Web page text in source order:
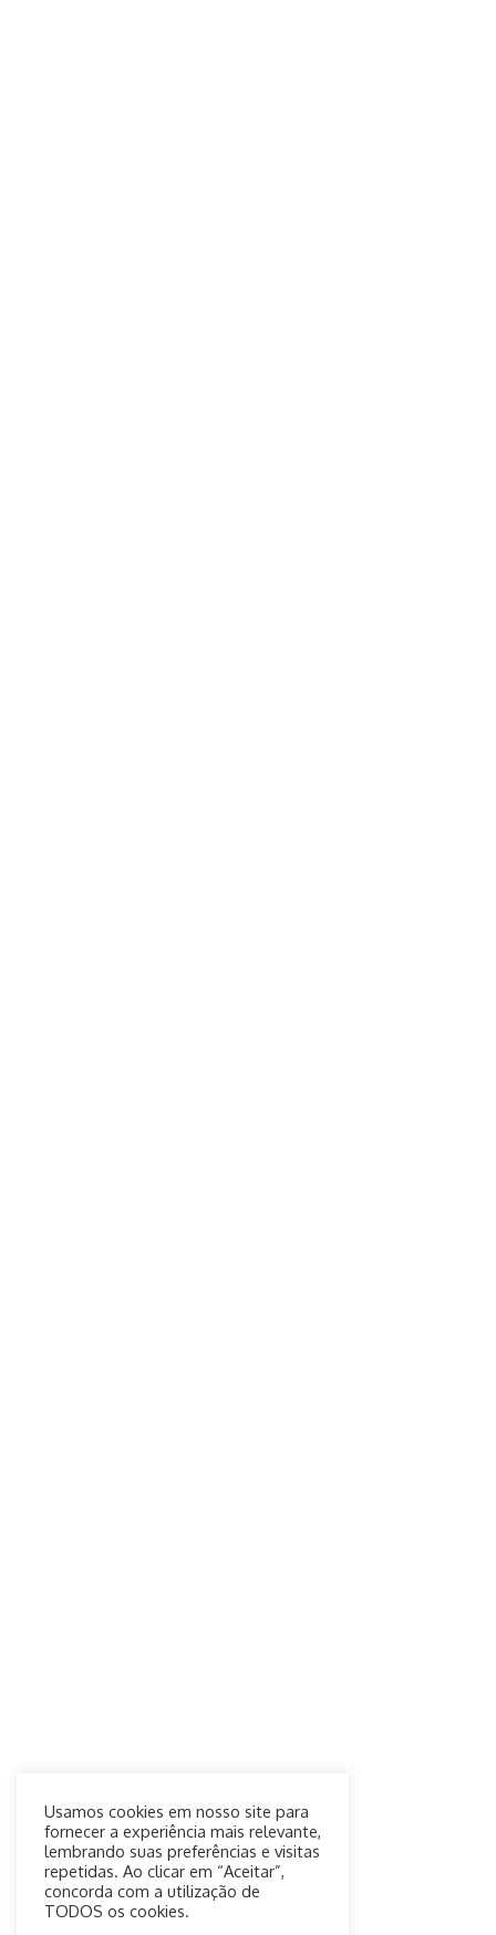
Usamos cookies em nosso site para
fornecer a experiência mais relevante,
lembrando suas preferências e visitas
repetidas. Ao clicar em “Aceitar”,
concorda com a utilização de
TODOS os cookies.